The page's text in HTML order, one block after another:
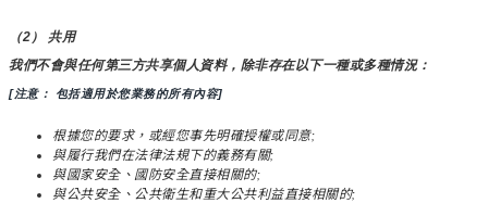
（2） 共用
我們不會與任何第三方共享個人資料，除非存在以下一種或多種情況：
[注意： 包括適用於您業務的所有內容]
根據您的要求，或經您事先明確授權或同意;
與履行我們在法律法規下的義務有關;
與國家安全、國防安全直接相關的;
與公共安全、公共衛生和重大公共利益直接相關的;